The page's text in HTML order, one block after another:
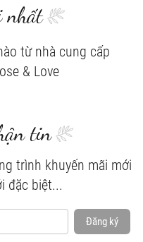
nhất
từ nhà cung cấp
& Love
tin
trình khuyến mãi mới
đặc biệt...
Đăng ký